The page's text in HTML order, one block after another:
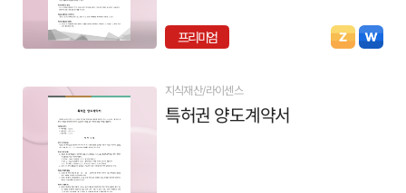
프리미엄
지식재산/라이센스
특허권 양도계약서